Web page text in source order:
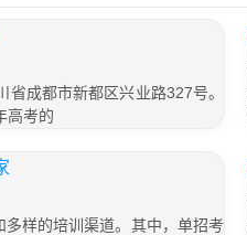
成都市新都区兴业路327号。
高考的
样的培训渠道。其中，单招考